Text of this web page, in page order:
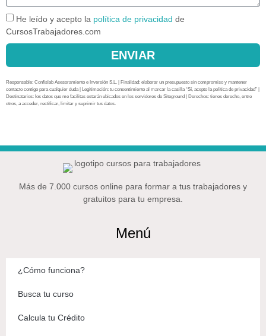
He leído y acepto la política de privacidad de
CursosTrabajadores.com
ENVIAR
Responsable: Confislab Asesoramiento e Inversión S.L. | Finalidad: elaborar un presupuesto sin compromiso y mantener
contacto contigo para cualquier duda | Legitimación: tu consentimiento al marcar la casilla “Sí, acepto la política de privacidad” |
Destinatarios: los datos que me facilitas estarán ubicados en los servidores de Siteground | Derechos: tienes derecho, entre
otros, a acceder, rectificar, limitar y suprimir tus datos.
Más de 7.000 cursos online para formar a tus trabajadores y
gratuitos para tu empresa.
Menú
¿Cómo funciona?
Busca tu curso
Calcula tu Crédito